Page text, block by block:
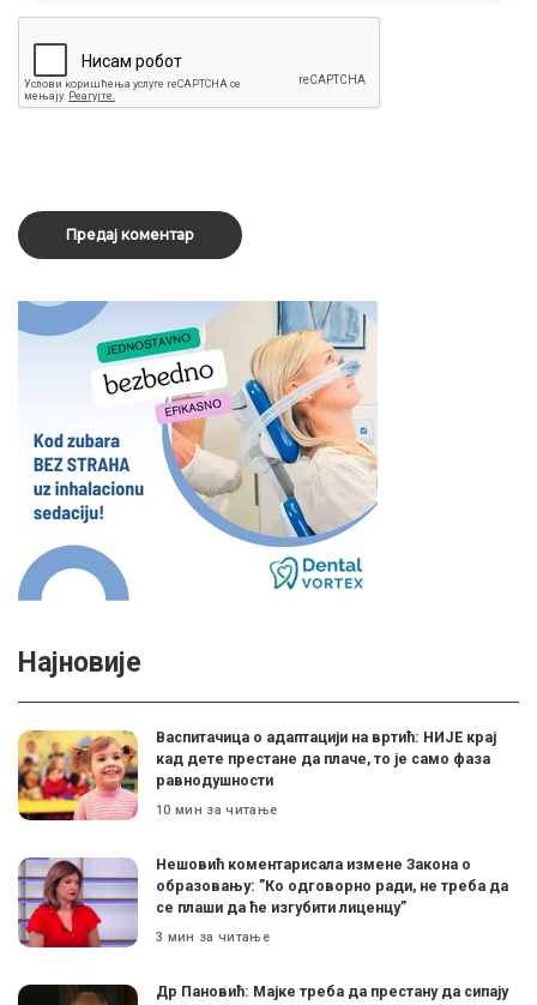
Најновије
Васпитачица о адаптацији на вртић: НИЈЕ крај
кад дете престане да плаче, то је само фаза
равнодушности
10 мин за читање
Нешовић коментарисала измене Закона о
образовању: ”Ко одговорно ради, не треба да
се плаши да ће изгубити лиценцу”
3 мин за читање
Др Пановић: Мајке треба да престану да сипају